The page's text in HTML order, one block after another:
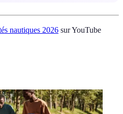
nautiques 2026 sur YouTube